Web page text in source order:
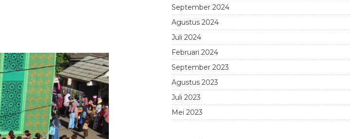
September 2024
Agustus 2024
Juli 2024
Februari 2024
September 2023
Agustus 2023
Juli 2023
Mei 2023